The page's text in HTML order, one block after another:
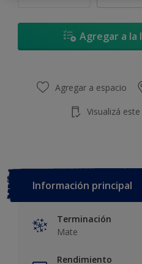
Agregar a la
Agregar a espacio
Visualizá
Información principal
Terminación
Mate
Rendimiento